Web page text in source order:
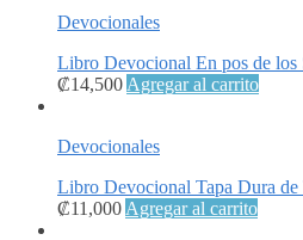
Devocionales
Libro Devocional En pos de los
₡14,500 Agregar al carrito
Devocionales
Libro Devocional Tapa Dura de
₡11,000 Agregar al carrito